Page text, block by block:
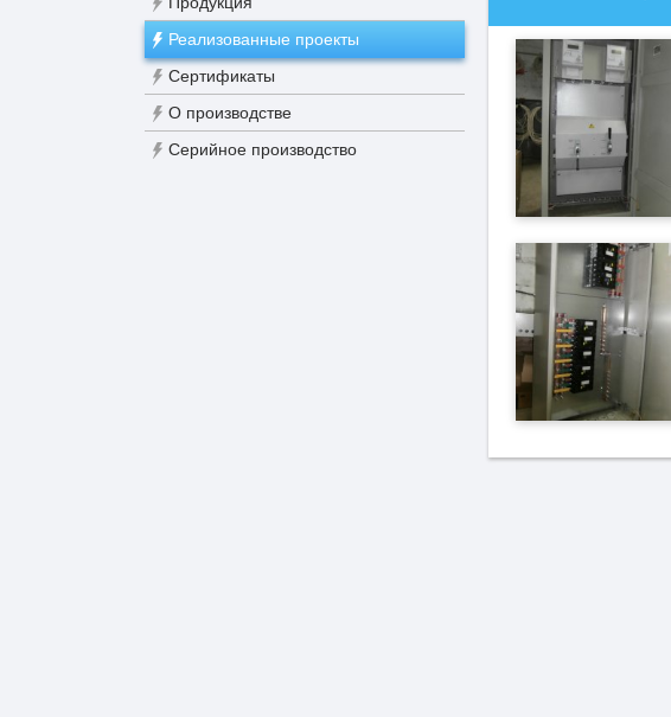
Реализованные проекты
Сертификаты
О производстве
Серийное производство